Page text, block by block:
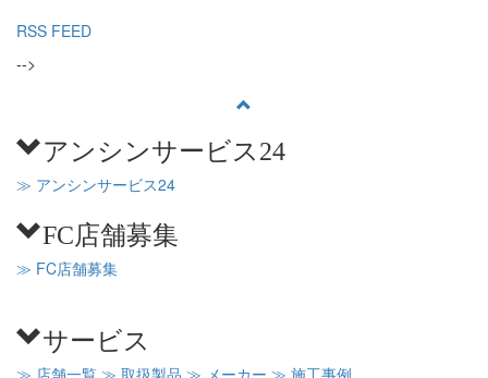
RSS FEED
-->
アンシンサービス24
≫ アンシンサービス24
FC店舗募集
≫ FC店舗募集
サービス